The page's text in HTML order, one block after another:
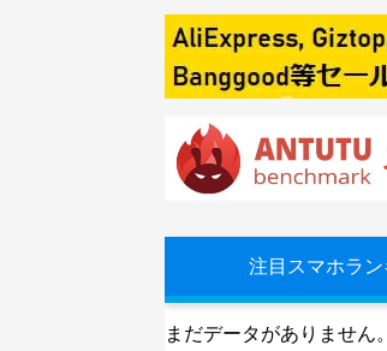
注目スマホラ
まだデータがありません。